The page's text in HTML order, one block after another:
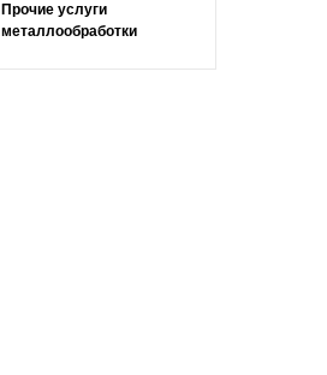
Прочие услуги
металлообработки